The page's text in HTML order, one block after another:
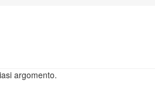
argomento.